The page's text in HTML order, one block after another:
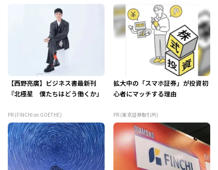
【西野亮廣】ビジネス書最新刊
『北極星 僕たちはどう働くか』
PR (FINCHI on GOETHE)
拡大中の「スマホ証券」が投資初
心者にマッチする理由
PR (東京証券取引所)